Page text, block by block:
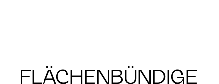
FLÄCHENBÜNDIGE